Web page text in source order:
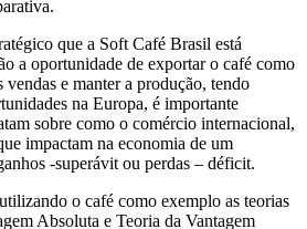
que a Soft Café Brasil está
a oportunidade de exportar o café como
vendas e manter a produção, tendo
na Europa, é importante
sobre como o comércio internacional,
impactam na economia de um
-superávit ou perdas – déficit.
o café como exemplo as teorias
Absoluta e Teoria da Vantagem